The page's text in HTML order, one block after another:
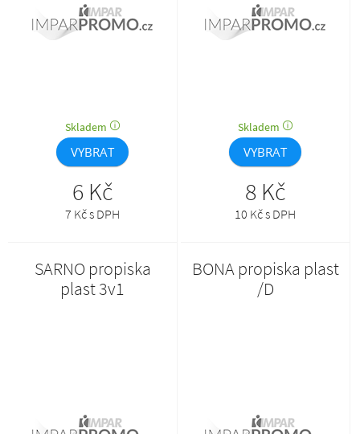
Skladem
VYBRAT
6 Kč
7 Kč s DPH
Skladem
VYBRAT
8 Kč
10 Kč s DPH
SARNO propiska
plast 3v1
BONA propiska plast
/D